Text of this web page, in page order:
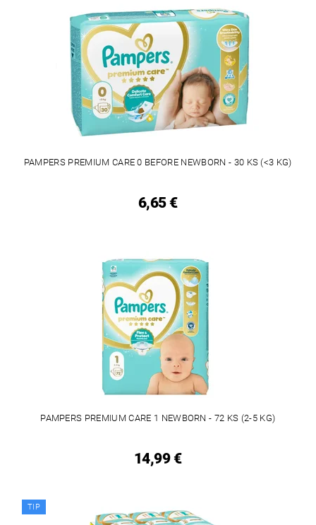
PAMPERS PREMIUM CARE 0 BEFORE NEWBORN - 30 KS (<3 KG)
6,65 €
PAMPERS PREMIUM CARE 1 NEWBORN - 72 KS (2-5 KG)
14,99 €
TIP